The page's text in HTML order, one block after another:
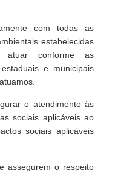
com todas as
estabelecidas
atuar conforme as
e municipais
o atendimento às
sociais aplicáveis ao
sociais aplicáveis
assegurem o respeito